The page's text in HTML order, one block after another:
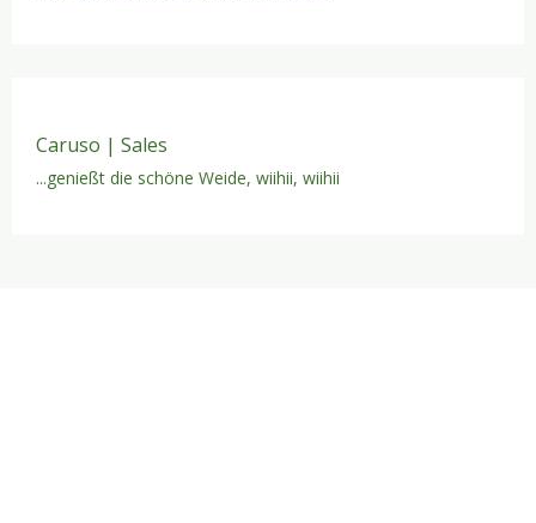
Caruso | Sales
...genießt die schöne Weide, wiihii, wiihii